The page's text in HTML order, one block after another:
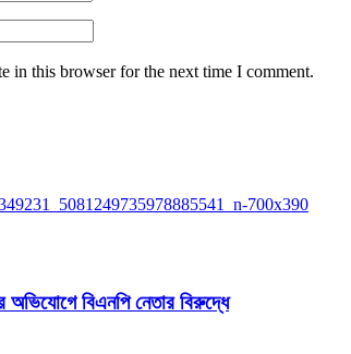
in this browser for the next time I comment.
অভিযোগে বিএনপি নেতার বিরুদ্ধে